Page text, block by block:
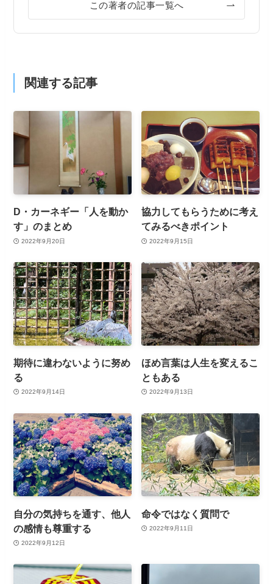
この著者の記事一覧へ
関連する記事
D・カーネギー「人を動か
す」のまとめ
2022年9月20日
協力してもらうために考え
てみるべきポイント
2022年9月15日
期待に違わないように努め
る
2022年9月14日
ほめ言葉は人生を変えるこ
ともある
2022年9月13日
自分の気持ちを通す、他人
の感情も尊重する
2022年9月12日
命令ではなく質問で
2022年9月11日